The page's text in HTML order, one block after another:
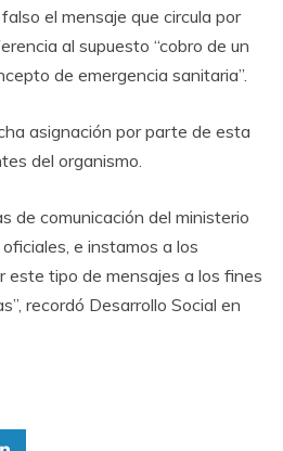
el mensaje que circula por
al supuesto “cobro de un
de emergencia sanitaria”.
asignación por parte de esta
del organismo.
de comunicación del ministerio
e instamos a los
este tipo de mensajes a los fines
recordó Desarrollo Social en